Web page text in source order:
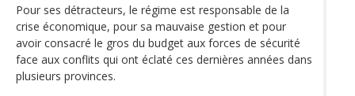
Pour ses détracteurs, le régime est responsable de la
crise économique, pour sa mauvaise gestion et pour
avoir consacré le gros du budget aux forces de sécurité
face aux conflits qui ont éclaté ces dernières années dans
plusieurs provinces.